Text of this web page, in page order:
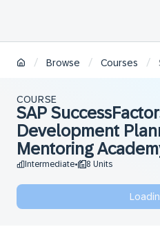
/ Browse / Courses /
COURSE
SAP
Development
Mentoring
Intermediate• 8 Units